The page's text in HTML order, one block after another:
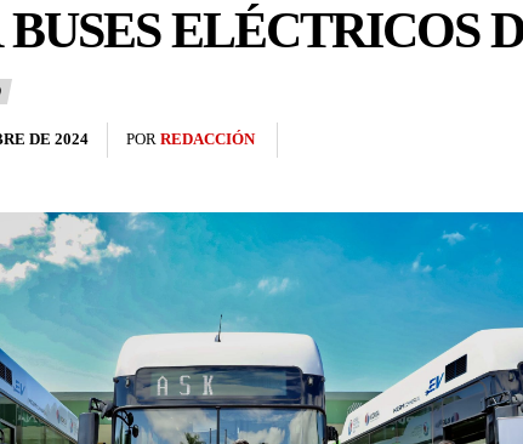
ELÉCTRICOS
DE 2024 POR REDACCIÓN